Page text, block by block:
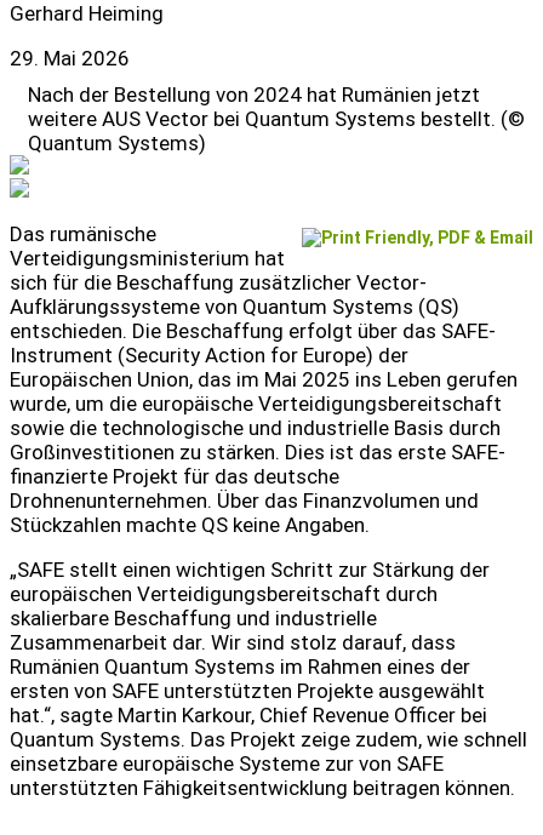
Gerhard Heiming
29. Mai 2026
Nach der Bestellung von 2024 hat Rumänien jetzt
weitere AUS Vector bei Quantum Systems bestellt. (©
Quantum Systems)
Das rumänische
Verteidigungsministerium hat
sich für die Beschaffung zusätzlicher Vector-
Aufklärungssysteme von Quantum Systems (QS)
entschieden. Die Beschaffung erfolgt über das SAFE-
Instrument (Security Action for Europe) der
Europäischen Union, das im Mai 2025 ins Leben gerufen
wurde, um die europäische Verteidigungsbereitschaft
sowie die technologische und industrielle Basis durch
Großinvestitionen zu stärken. Dies ist das erste SAFE-
finanzierte Projekt für das deutsche
Drohnenunternehmen. Über das Finanzvolumen und
Stückzahlen machte QS keine Angaben.
„SAFE stellt einen wichtigen Schritt zur Stärkung der
europäischen Verteidigungsbereitschaft durch
skalierbare Beschaffung und industrielle
Zusammenarbeit dar. Wir sind stolz darauf, dass
Rumänien Quantum Systems im Rahmen eines der
ersten von SAFE unterstützten Projekte ausgewählt
hat.“, sagte Martin Karkour, Chief Revenue Officer bei
Quantum Systems. Das Projekt zeige zudem, wie schnell
einsetzbare europäische Systeme zur von SAFE
unterstützten Fähigkeitsentwicklung beitragen können.